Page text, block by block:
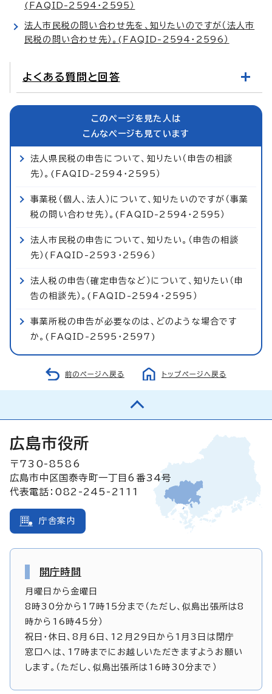
(FAQID-2594・2595）
法人市民税の問い合わせ先を、知りたいのですが（法人市
民税の問い合わせ先）。(FAQID-2594・2596）
よくある質問と回答
このページを見た人は
こんなページも見ています
法人県民税の申告について、知りたい（申告の相談
先）。(FAQID-2594・2595）
事業税（個人、法人）について、知りたいのですが（事業
税の問い合わせ先）。(FAQID-2594・2595）
法人市民税の申告について、知りたい。（申告の相談
先）(FAQID-2593・2596）
法人税の申告（確定申告など）について、知りたい（申
告の相談先）。(FAQID-2594・2595）
事業所税の申告が必要なのは、どのような場合です
か。(FAQID-2595・2597)
前のページへ戻る トップページへ戻る
広島市役所
〒730-8586
広島市中区国泰寺町一丁目6番34号
代表電話：082-245-2111
庁舎案内
開庁時間
月曜日から金曜日
8時30分から17時15分まで（ただし、似島出張所は8
時から16時45分）
祝日・休日、8月6日、12月29日から1月3日は閉庁
窓口へは、17時までにお越しいただきますようお願い
します。（ただし、似島出張所は16時30分まで）